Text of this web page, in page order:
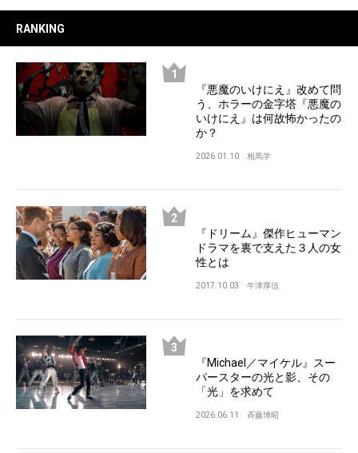
RANKING
『悪魔のいけにえ』改めて問
う、ホラーの金字塔『悪魔の
いけにえ』は何故怖かったの
か？
2026.01.10 相馬学
『ドリーム』傑作ヒューマン
ドラマを裏で支えた３人の女
性とは
2017.10.03 牛津厚信
『Michael／マイケル』スー
パースターの光と影、その
「光」を求めて
2026.06.11 斉藤博昭